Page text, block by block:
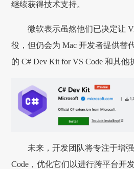
继续获得技术支持。
微软表示虽然他们已决定让
役，但仍会为 Mac 开发者提供替
的 C# Dev Kit for VS Code 和其他
未来，开发团队将专注于增强
Code，优化它们以进行跨平台开